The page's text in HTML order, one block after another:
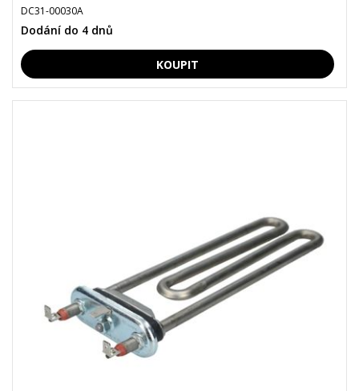
DC31-00030A
Dodání do 4 dnů